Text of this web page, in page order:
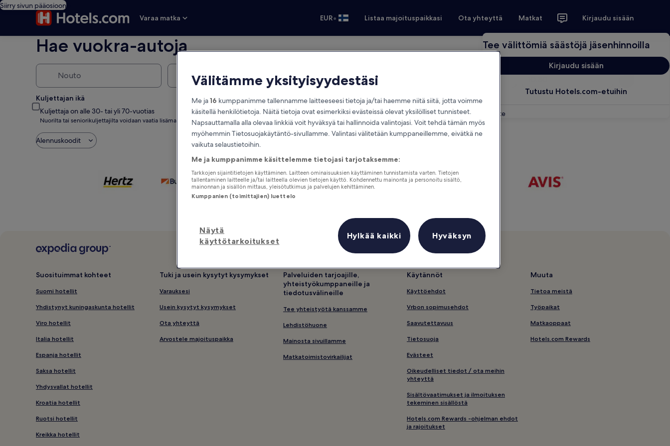
Siirry sivun pääosioon
Varaa matka
EUR• Listaa majoituspaikkasi Ota yhteyttä Matkat Kirjaudu sisään
Tee välittömiä säästöjä jäsenhinnoilla
Kirjaudu sisään
Tutustu Hotels.com-etuihin
Palaute
Hae vuokra-autoja
to 20. elok. - pe 21. elok.
Palautusaika
Kuljettajan ikä
Kuljettaja on alle 30- tai yli 70-vuotias
Nuorilta tai seniorikuljettajilta voidaan vaatia lisämaksu.
Ikä
Alennuskoodit
Hae
Suosituimmat kohteet
Suomi hotellit
Yhdistynyt kuningaskunta hotellit
Viro hotellit
Italia hotellit
Espanja hotellit
Saksa hotellit
Yhdysvallat hotellit
Kroatia hotellit
Ruotsi hotellit
Kreikka hotellit
Tuki ja usein kysytyt kysymykset
Varauksesi
Usein kysytyt kysymykset
Ota yhteyttä
Arvostele majoituspaikka
Palveluiden tarjoajille,
yhteistyökumppaneille ja
tiedotusvälineille
Tee yhteistyötä kanssamme
Lehdistöhuone
Mainosta sivuillamme
Matkatoimistovirkailijat
Käytännöt
Käyttöehdot
Vrbon sopimusehdot
Saavutettavuus
Tietosuoja
Evästeet
Oikeudelliset tiedot / ota meihin
yhteyttä
Sisältövaatimukset ja ilmoituksen
tekeminen sisällöstä
Hotels.com Rewards -ohjelman ehdot
ja rajoitukset
Muuta
Tietoa meistä
Työpaikat
Matkaoppaat
Hotels.com Rewards
Välitämme yksityisyydestäsi
Me ja16 kumppanimme tallennamme laitteeseesi tietoja ja/tai haemme niitä siitä, jotta voimme
käsitellä henkilötietoja. Näitä tietoja ovat esimerkiksi evästeissä olevat yksilölliset tunnisteet.
Napsauttamalla alla olevaa linkkiä voit hyväksyä tai hallinnoida valintojasi. Voit tehdä tämän myös
myöhemmin Tietosuojakäytäntö-sivullamme. Valintasi välitetään kumppaneillemme, eivätkä ne
vaikuta selaustietoihin.
Me ja kumppanimme käsittelemme tietojasi tarjotaksemme:
Tarkkojen sijaintitietojen käyttäminen. Laitteen ominaisuuksien käyttäminen tunnistamista varten. Tietojen
tallentaminen laitteelle ja/tai laitteella olevien tietojen käyttö. Kohdennettu mainonta ja personoitu sisältö,
mainonnan ja sisällön mittaus, yleisötutkimus ja palvelujen kehittäminen.
Kumppanien (toimittajien) luettelo
Näytä
käyttötarkoitukset
Hylkää kaikki Hyväksyn